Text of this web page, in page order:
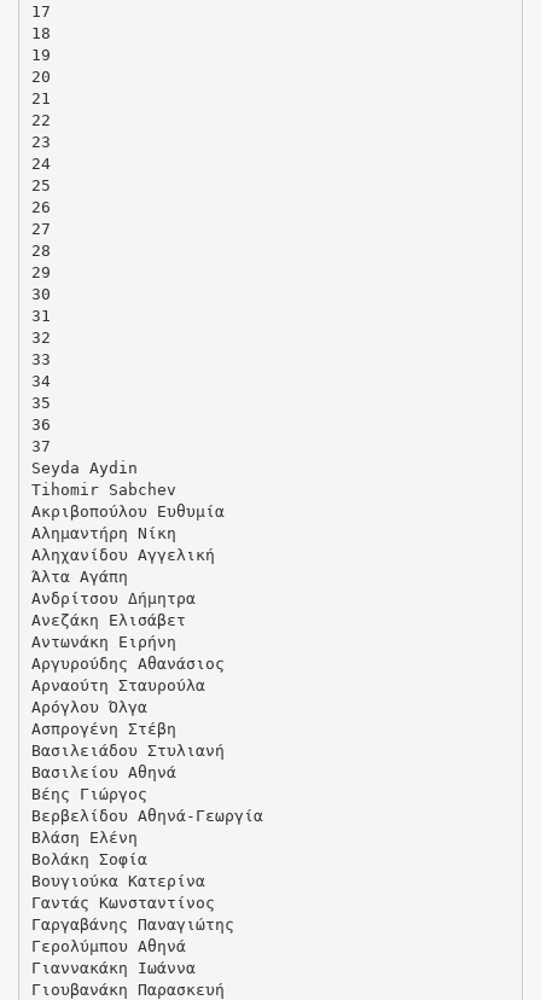
17
18
19
20
21
22
23
24
25
26
27
28
29
30
31
32
33
34
35
36
37
Seyda Aydin
Tihomir Sabchev
Ακριβοπούλου Ευθυμία
Αλημαντήρη Νίκη
Αληχανίδου Αγγελική
Άλτα Αγάπη
Ανδρίτσου Δήμητρα
Ανεζάκη Ελισάβετ
Αντωνάκη Ειρήνη
Αργυρούδης Αθανάσιος
Αρναούτη Σταυρούλα
Αρόγλου Όλγα
Ασπρογένη Στέβη
Βασιλειάδου Στυλιανή
Βασιλείου Αθηνά
Βέης Γιώργος
Βερβελίδου Αθηνά-Γεωργία
Βλάση Ελένη
Βολάκη Σοφία
Βουγιούκα Κατερίνα
Γαντάς Κωνσταντίνος
Γαργαβάνης Παναγιώτης
Γερολύμπου Αθηνά
Γιαννακάκη Ιωάννα
Γιουβανάκη Παρασκευή